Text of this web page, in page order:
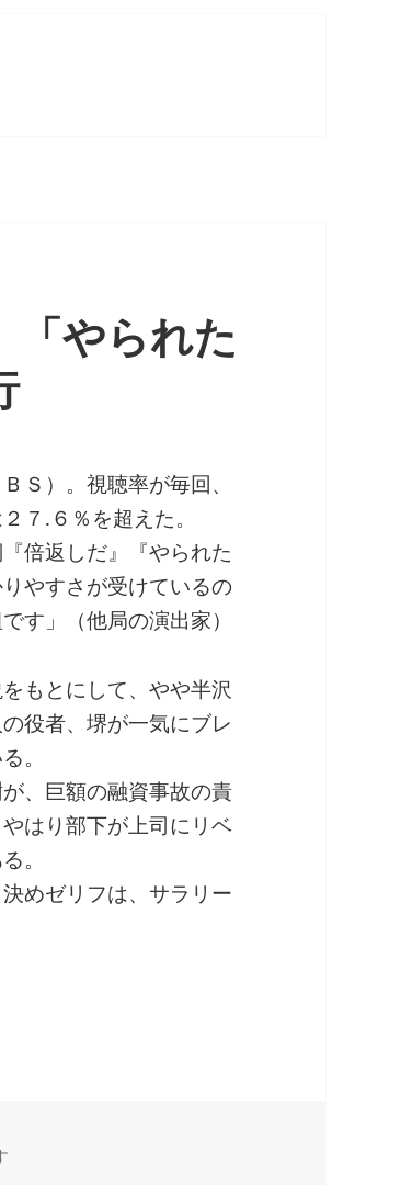
「やられた
Ｓ）。視聴率が毎回、
７.６％を超えた。
倍返しだ』『やられた
やすさが受けているの
す」（他局の演出家）
もとにして、やや半沢
役者、堺が一気にブレ
。
、巨額の融資事故の責
はり部下が上司にリベ
。
めゼリフは、サラリー
倍返しだ」が大流行
樹』で、「やられたら、倍返しだ」が大流行 に